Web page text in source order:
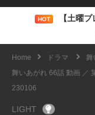
HOT 【土曜
Home ドラマ
舞
舞いあがれ 66話 動画 ／
230106
LIGHT